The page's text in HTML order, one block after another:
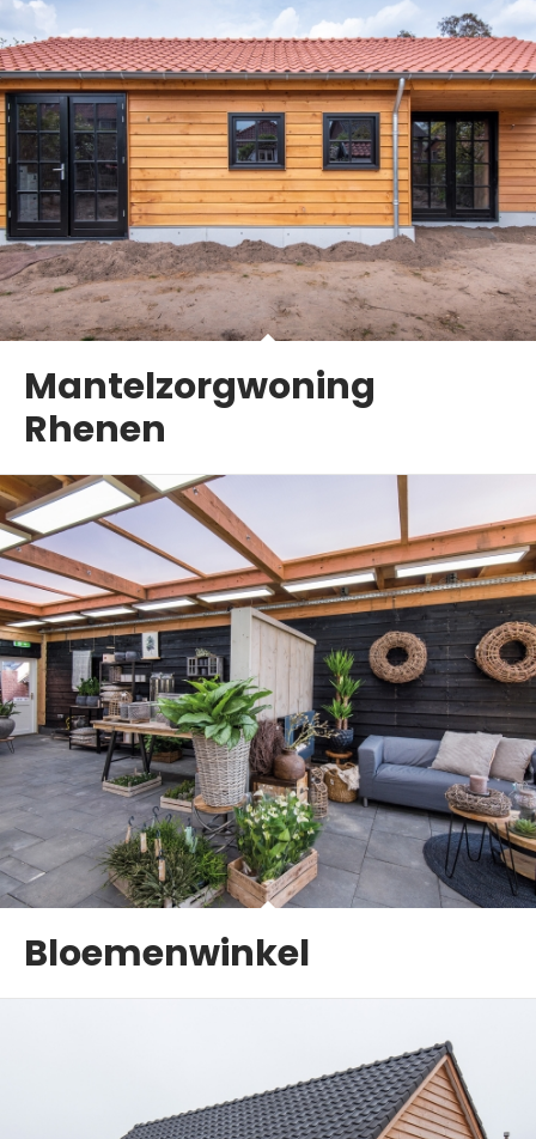
Mantelzorgwoning
Rhenen
Bloemenwinkel